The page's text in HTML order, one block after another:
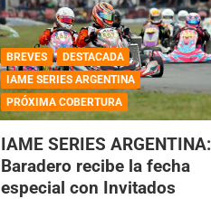
BREVES
DESTACADA
IAME SERIES ARGENTINA
PRÓXIMA COBERTURA
IAME SERIES ARGENTINA:
Baradero recibe la fecha
especial con Invitados